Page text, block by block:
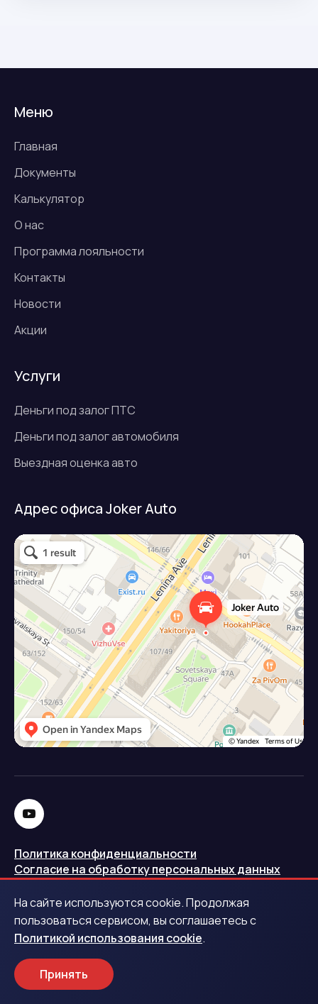
Меню
Главная
Документы
Калькулятор
О нас
Программа лояльности
Контакты
Новости
Акции
Услуги
Деньги под залог ПТС
Деньги под залог автомобиля
Выездная оценка авто
Адрес офиса Joker Auto
Джокер авто
Займ под залог авто в Подольске
Микрофинансовая организация в Подольске
Политика конфиденциальности
Согласие на обработку персональных данных
Политика использования cookie
Запись в реестре операторов персональных данных
РКН
Центральный банк Российской Федерации
На сайте используются cookie. Продолжая
пользоваться сервисом, вы соглашаетесь с
Политикой использования cookie.
Принять